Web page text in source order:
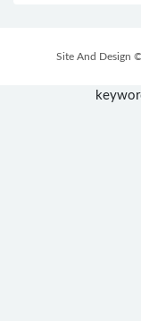
Site And Design